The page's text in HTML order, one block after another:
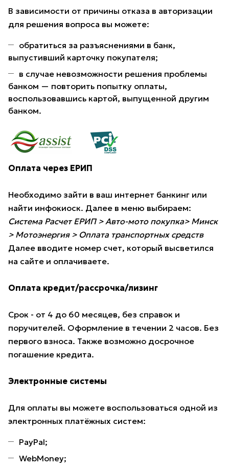
В зависимости от причины отказа в авторизации
для решения вопроса вы можете:
обратиться за разъяснениями в банк,
выпустивший карточку покупателя;
в случае невозможности решения проблемы
банком — повторить попытку оплаты,
воспользовавшись картой, выпущенной другим
банком.
Оплата через ЕРИП
Необходимо зайти в ваш интернет банкинг или
найти инфокиоск. Далее в меню выбираем:
Система Расчет ЕРИП > Авто-мото покупка> Минск
> Мотоэнергия > Оплата транспортных средств
Далее вводите номер счет, который высветился
на сайте и оплачиваете.
Оплата кредит/рассрочка/лизинг
Срок - от 4 до 60 месяцев, без справок и
поручителей. Оформление в течении 2 часов. Без
первого взноса. Также возможно досрочное
погашение кредита.
Электронные системы
Для оплаты вы можете воспользоваться одной из
электронных платёжных систем:
PayPal;
WebMoney;